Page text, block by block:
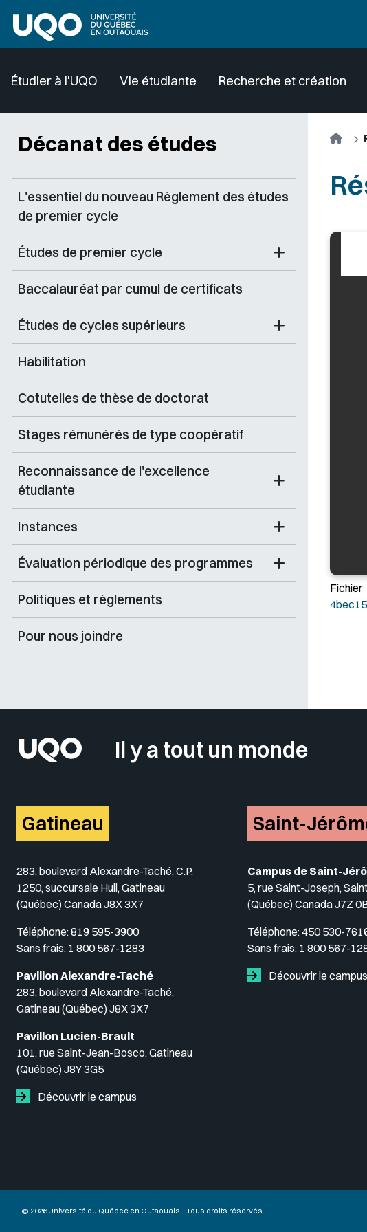
Étudier à l'UQO Vie étudiante Recherche et création
Décanat des études
L'essentiel du nouveau Règlement des études
de premier cycle
Études de premier cycle
Baccalauréat par cumul de certificats
Études de cycles supérieurs
Habilitation
Cotutelles de thèse de doctorat
Stages rémunérés de type coopératif
Reconnaissance de l'excellence
étudiante
Instances
Évaluation périodique des programmes
Politiques et règlements
Pour nous joindre
Fichier
Il y a tout un monde
Gatineau
283, boulevard Alexandre-Taché, C.P.
1250, succursale Hull, Gatineau
(Québec) Canada J8X 3X7
Téléphone:819 595-3900
Sans frais: 1 800 567-1283
Pavillon Alexandre-Taché
283, boulevard Alexandre-Taché,
Gatineau (Québec) J8X 3X7
Pavillon Lucien-Brault
101, rue Saint-Jean-Bosco, Gatineau
(Québec) J8Y 3G5
Découvrir le campus
Saint-
Campus de Saint-
5, rue Saint-Joseph,
(Québec) Canada J7Z
Téléphone:450 530-
Sans frais: 1 800 567-
Découvrir le campus
© 2026 Université du Québec en Outaouais - Tous droits réservés